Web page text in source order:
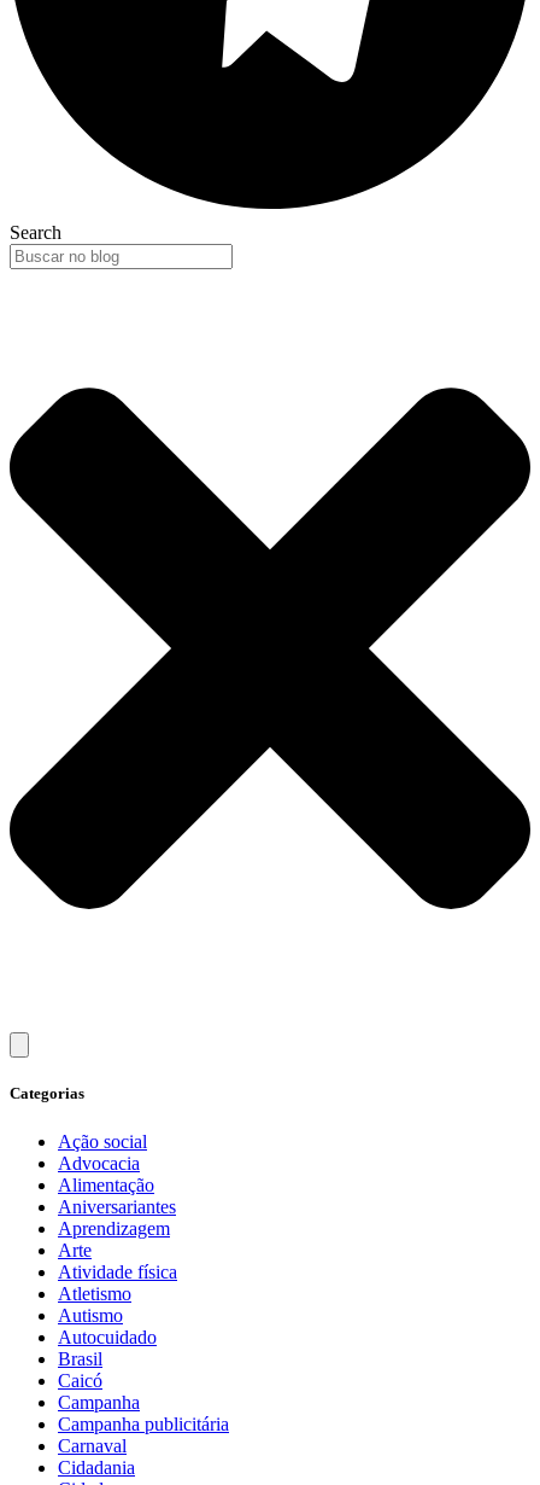
Search
Categorias
Ação social
Advocacia
Alimentação
Aniversariantes
Aprendizagem
Arte
Atividade física
Atletismo
Autismo
Autocuidado
Brasil
Caicó
Campanha
Campanha publicitária
Carnaval
Cidadania